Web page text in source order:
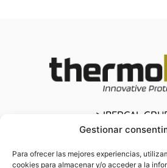
Gestionar
Para ofrecer las mejores experiencias,
cookies para almacenar y/o acceder a la
> IBERCAL
> THERGLASS
>